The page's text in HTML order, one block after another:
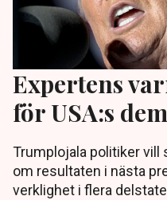
Expertens
för USA:s
Trumplojala politiker vill
om resultaten i nästa
verklighet i flera